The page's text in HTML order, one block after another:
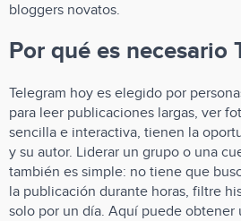
bloggers novatos.
Por qué es necesario
Telegram hoy es elegido por
para leer publicaciones largas, ver
sencilla e interactiva, tienen la
y su autor. Liderar un grupo o una
también es simple: no tiene que
la publicación durante horas, filtre
solo por un día. Aquí puede obtener